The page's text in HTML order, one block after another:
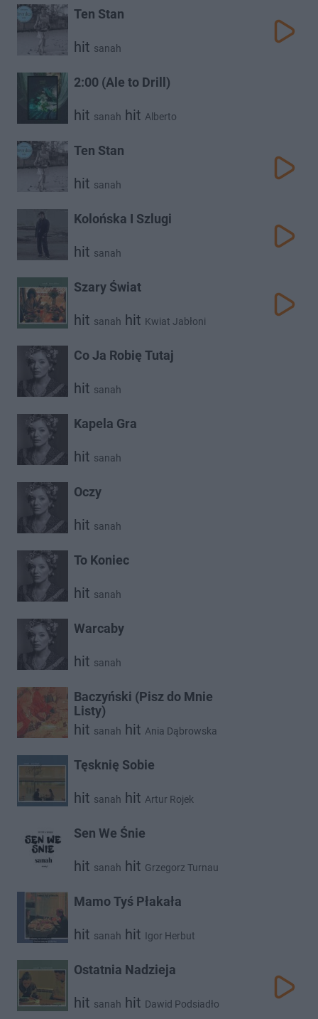
Ten Stan
hit sanah
2:00 (Ale to Drill)
hit sanah hit Alberto
Ten Stan
hit sanah
Kolońska I Szlugi
hit sanah
Szary Świat
hit sanah hit Kwiat Jabłoni
Co Ja Robię Tutaj
hit sanah
Kapela Gra
hit sanah
Oczy
hit sanah
To Koniec
hit sanah
Warcaby
hit sanah
Baczyński (Pisz do Mnie
Listy)
hit sanah hit Ania Dąbrowska
Tęsknię Sobie
hit sanah hit Artur Rojek
Sen We Śnie
hit sanah hit Grzegorz Turnau
Mamo Tyś Płakała
hit sanah hit Igor Herbut
Ostatnia Nadzieja
hit sanah hit Dawid Podsiadło